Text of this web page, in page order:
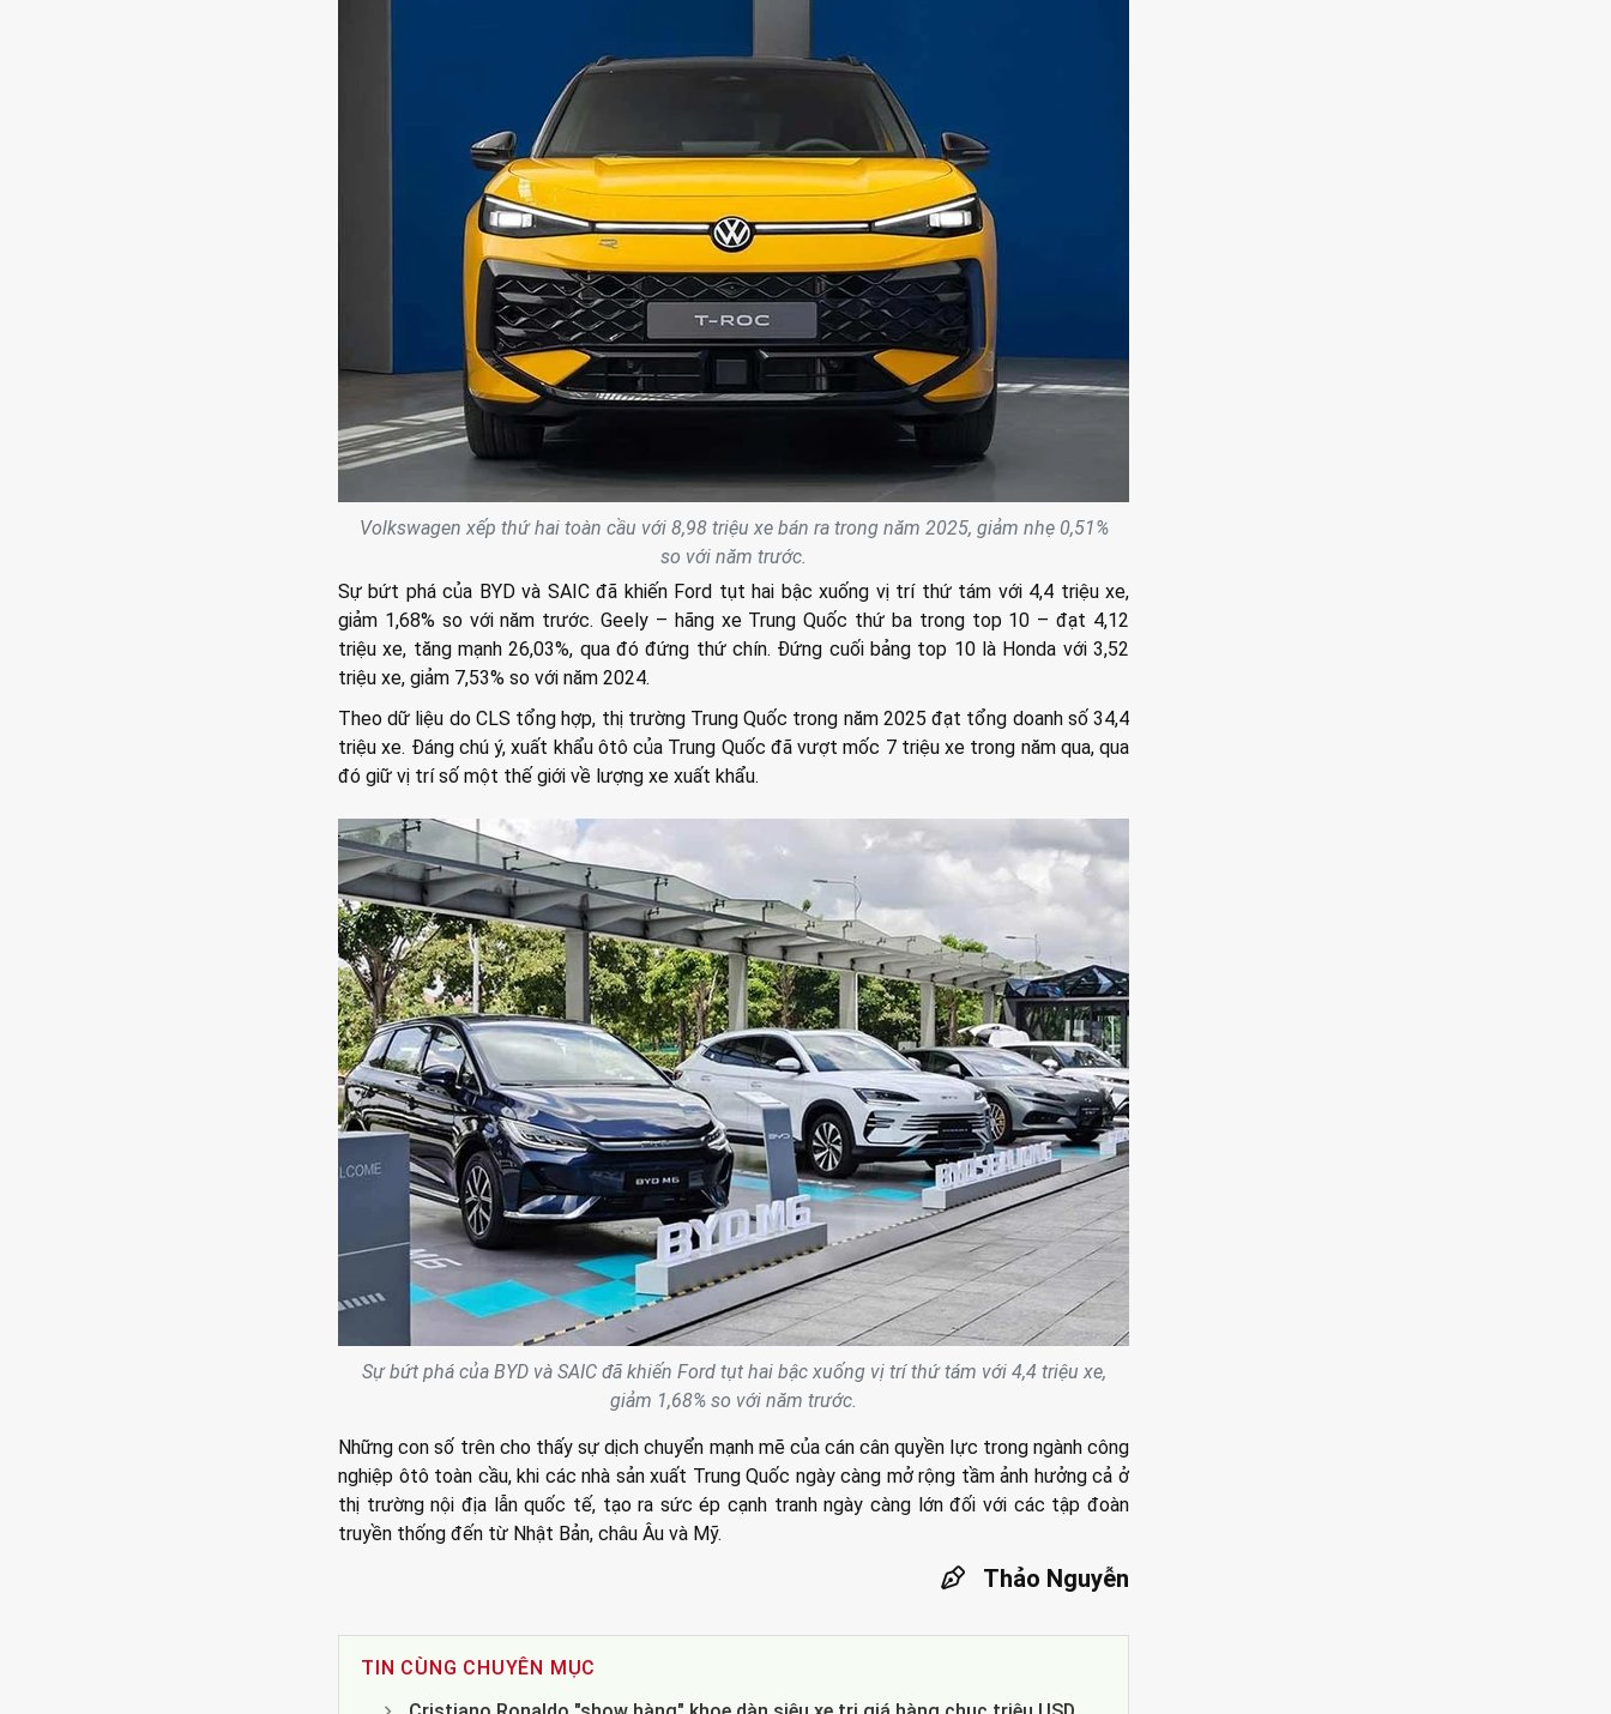
Volkswagen xếp thứ hai toàn cầu với 8,98 triệu xe bán ra trong năm 2025, giảm nhẹ 0,51%
so với năm trước.
Sự bứt phá của BYD và SAIC đã khiến Ford tụt hai bậc xuống vị trí thứ tám với 4,4 triệu xe,
giảm 1,68% so với năm trước. Geely – hãng xe Trung Quốc thứ ba trong top 10 – đạt 4,12
triệu xe, tăng mạnh 26,03%, qua đó đứng thứ chín. Đứng cuối bảng top 10 là Honda với 3,52
triệu xe, giảm 7,53% so với năm 2024.
Theo dữ liệu do CLS tổng hợp, thị trường Trung Quốc trong năm 2025 đạt tổng doanh số 34,4
triệu xe. Đáng chú ý, xuất khẩu ôtô của Trung Quốc đã vượt mốc 7 triệu xe trong năm qua, qua
đó giữ vị trí số một thế giới về lượng xe xuất khẩu.
Sự bứt phá của BYD và SAIC đã khiến Ford tụt hai bậc xuống vị trí thứ tám với 4,4 triệu xe,
giảm 1,68% so với năm trước.
Những con số trên cho thấy sự dịch chuyển mạnh mẽ của cán cân quyền lực trong ngành công
nghiệp ôtô toàn cầu, khi các nhà sản xuất Trung Quốc ngày càng mở rộng tầm ảnh hưởng cả ở
thị trường nội địa lẫn quốc tế, tạo ra sức ép cạnh tranh ngày càng lớn đối với các tập đoàn
truyền thống đến từ Nhật Bản, châu Âu và Mỹ.
Thảo Nguyễn
TIN CÙNG CHUYÊN MỤC